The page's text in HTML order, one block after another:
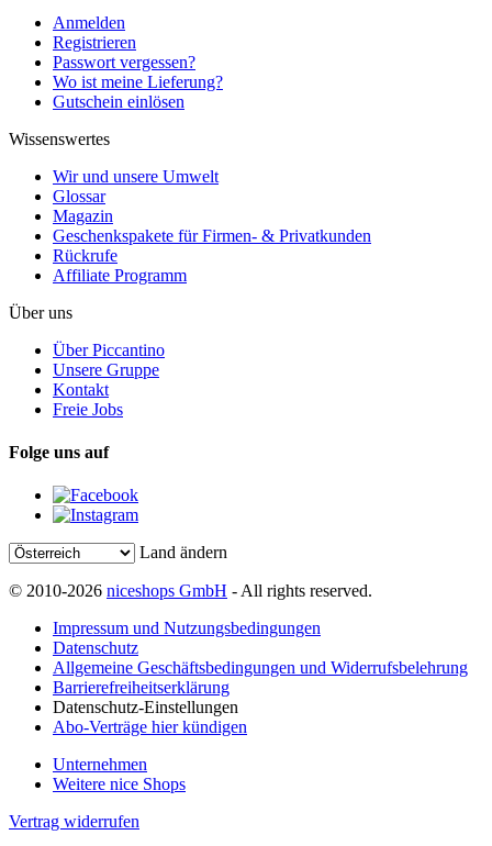
Anmelden
Registrieren
Passwort vergessen?
Wo ist meine Lieferung?
Gutschein einlösen
Wissenswertes
Wir und unsere Umwelt
Glossar
Magazin
Geschenkspakete für Firmen- & Privatkunden
Rückrufe
Affiliate Programm
Über uns
Über Piccantino
Unsere Gruppe
Kontakt
Freie Jobs
Folge uns auf
Land ändern
© 2010-2026 niceshops GmbH - All rights reserved.
Impressum und Nutzungsbedingungen
Datenschutz
Allgemeine Geschäftsbedingungen und Widerrufsbelehrung
Barrierefreiheitserklärung
Datenschutz-Einstellungen
Abo-Verträge hier kündigen
Unternehmen
Weitere nice Shops
Vertrag widerrufen